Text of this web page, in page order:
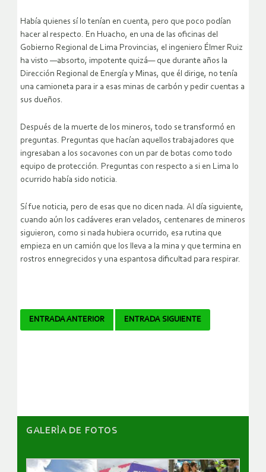
Había quienes sí lo tenían en cuenta, pero que poco podían
hacer al respecto. En Huacho, en una de las oficinas del
Gobierno Regional de Lima Provincias, el ingeniero Élmer Ruiz
ha visto —absorto, impotente quizá— que durante años la
Dirección Regional de Energía y Minas, que él dirige, no tenía
una camioneta para ir a esas minas de carbón y pedir cuentas a
sus dueños.
Después de la muerte de los mineros, todo se transformó en
preguntas. Preguntas que hacían aquellos trabajadores que
ingresaban a los socavones con un par de botas como todo
equipo de protección. Preguntas con respecto a si en Lima lo
ocurrido había sido noticia.
Sí fue noticia, pero de esas que no dicen nada. Al día siguiente,
cuando aún los cadáveres eran velados, centenares de mineros
siguieron, como si nada hubiera ocurrido, esa rutina que
empieza en un camión que los lleva a la mina y que termina en
rostros ennegrecidos y una espantosa dificultad para respirar.
Navegador
ENTRADA ANTERIOR ENTRADA SIGUIENTE
GALERÌA DE FOTOS